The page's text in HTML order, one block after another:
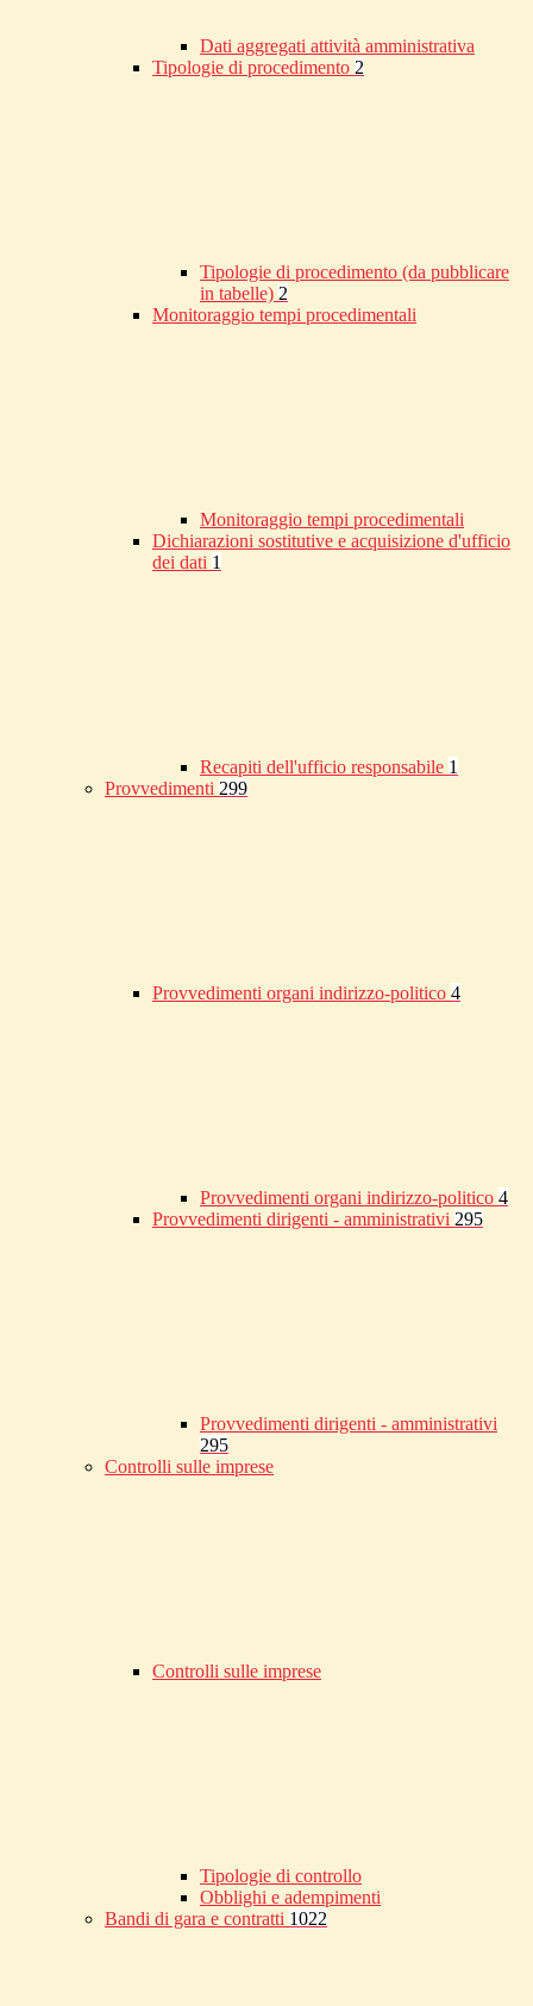
Dati aggregati attività amministrativa
Tipologie di procedimento 2
Tipologie di procedimento (da pubblicare
in tabelle) 2
Monitoraggio tempi procedimentali
Monitoraggio tempi procedimentali
Dichiarazioni sostitutive e acquisizione d'ufficio
dei dati 1
Recapiti dell'ufficio responsabile 1
Provvedimenti 299
Provvedimenti organi indirizzo-politico 4
Provvedimenti organi indirizzo-politico 4
Provvedimenti dirigenti - amministrativi 295
Provvedimenti dirigenti - amministrativi
295
Controlli sulle imprese
Controlli sulle imprese
Tipologie di controllo
Obblighi e adempimenti
Bandi di gara e contratti 1022